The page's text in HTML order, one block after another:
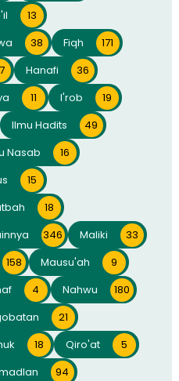
13
38 Fiqh
171
Hanafi
36
11 I'rob
19
Ilmu Hadits
49
Nasab
16
15
18
346 Maliki
33
158 Mausu'ah
9
4 Nahwu
180
21
18 Qiro'at
5
94